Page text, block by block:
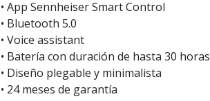
• App Sennheiser Smart Control
• Bluetooth 5.0
• Voice assistant
• Batería con duración de hasta 30 horas
• Diseño plegable y minimalista
• 24 meses de garantía